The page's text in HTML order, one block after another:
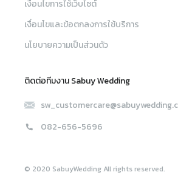
เงื่อนไขการใช้เว็บไซต์
เงื่อนไขและข้อตกลงการใช้บริการ
นโยบายความเป็นส่วนตัว
ติดต่อทีมงาน Sabuy Wedding
082-656-5696
© 2020 SabuyWedding All rights reserved.